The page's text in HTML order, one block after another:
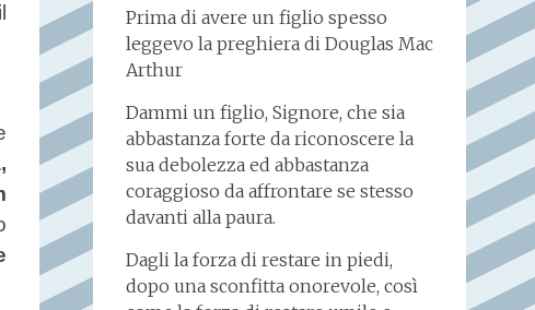
Prima di avere un figlio spesso
leggevo la preghiera di Douglas Mac
Arthur
Dammi un figlio, Signore, che sia
abbastanza forte da riconoscere la
sua debolezza ed abbastanza
coraggioso da affrontare se stesso
davanti alla paura.
Dagli la forza di restare in piedi,
dopo una sconfitta onorevole, così